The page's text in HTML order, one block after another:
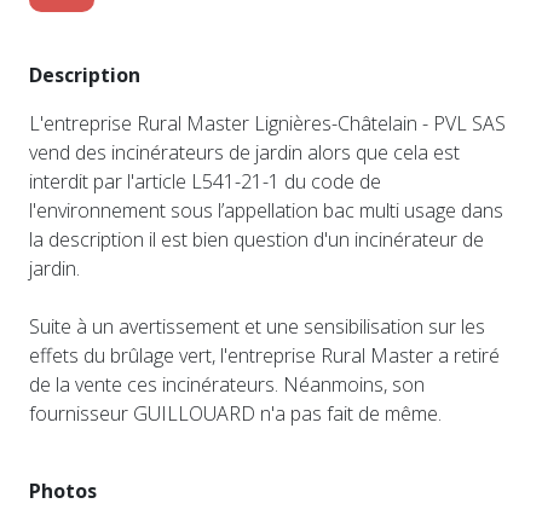
Description
L'entreprise Rural Master Lignières-Châtelain - PVL SAS
vend des incinérateurs de jardin alors que cela est
interdit par l'article L541-21-1 du code de
l'environnement sous l’appellation bac multi usage dans
la description il est bien question d'un incinérateur de
jardin.
Suite à un avertissement et une sensibilisation sur les
effets du brûlage vert, l'entreprise Rural Master a retiré
de la vente ces incinérateurs. Néanmoins, son
fournisseur GUILLOUARD n'a pas fait de même.
Photos